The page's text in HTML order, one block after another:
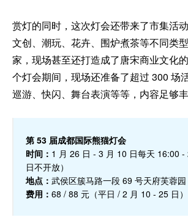
赏灯的同时，这次灯会还带来了市集活动
文创、潮玩、花卉、围炉煮茶等不同类
家，现场甚至还打造成了唐宋商业文化
个灯会期间，现场还准备了超过 300 场
巡游、快闪、舞台表演等等，内容足够丰
第 53 届成都国际熊猫灯会
时间： 1 月 26 日 - 3 月 10 日每天 16:00
日不开放）
地点： 武侯区簇马路一段 69 号天府芙蓉园
费用： 68 / 88 元（平日 / 2 月 10 - 25 日）